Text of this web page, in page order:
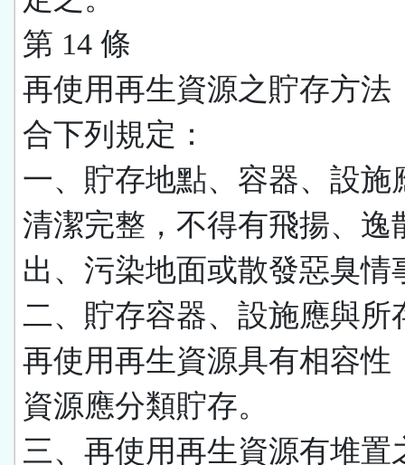
第 14 條
再使用再生資源之貯存方法
合下列規定：
一、貯存地點、容器、設施
清潔完整，不得有飛揚、逸
出、污染地面或散發惡臭情
二、貯存容器、設施應與所
再使用再生資源具有相容性
資源應分類貯存。
三、再使用再生資源有堆置